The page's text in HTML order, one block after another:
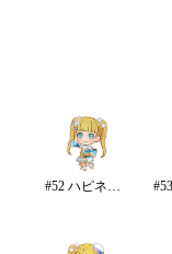
#52 ハピネス・エール